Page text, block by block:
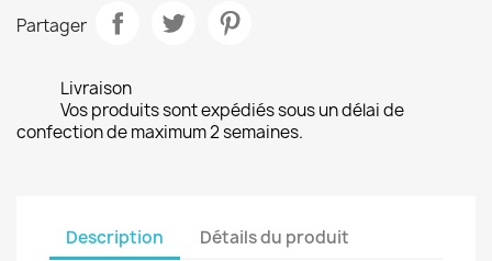
Partager
Livraison
Vos produits sont expédiés sous un délai de
confection de maximum 2 semaines.
Description Détails du produit